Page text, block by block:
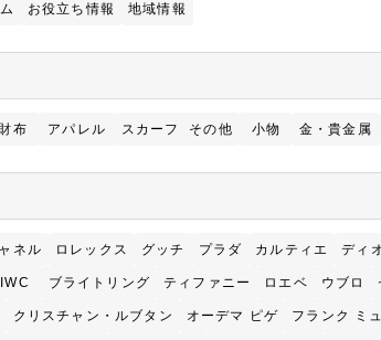
お役立ち情報 地域情報
布 アパレル スカーフ その他 小物 金・貴金属
ネル ロレックス グッチ プラダ カルティエ ディ
IWC ブライトリング ティファニー ロエベ ウブロ
クリスチャン・ルブタン オーデマ ピゲ フランク ミ